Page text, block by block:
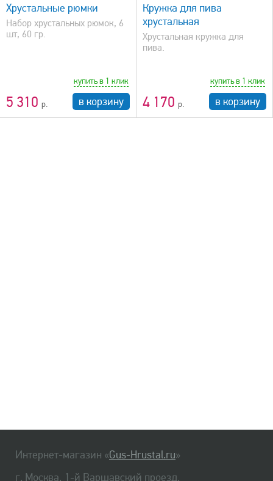
Хрустальные рюмки
Набор хрустальных рюмок, 6
шт, 60 гр.
5 310
купить в 1 клик
в корзину
Кружка для пива
хрустальная
Хрустальная кружка для
пива.
4 170
купить в 1 клик
в корзину
Интернет-магазин «Gus-Hrustal.ru»
г. Москва, 1-й Варшавский проезд,